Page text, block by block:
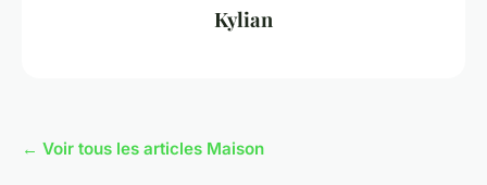
Kylian
← Voir tous les articles Maison